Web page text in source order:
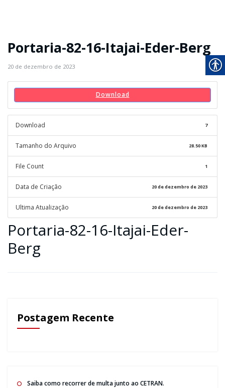
Portaria-82-16-Itajai-Eder-Berg
20 de dezembro de 2023
Download
Download 7
Tamanho do Arquivo 28.50 KB
File Count 1
Data de Criação 20 de dezembro de 2023
Ultima Atualização 20 de dezembro de 2023
Portaria-82-16-Itajai-Eder-
Berg
Postagem Recente
Saiba como recorrer de multa junto ao CETRAN.